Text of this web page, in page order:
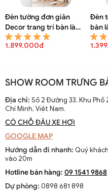
Đèn tường đơn giản
Decor trang trí bàn làm
việc DGT 8154A
1.899.000đ
Đèn
bàn
SHOW ROOM TRƯNG
Địa chỉ: Số 2 Đường 33, Khu Phố
Chí Minh, Việt Nam.
CÓ CHỖ ĐẬU XE HƠI
GOOGLE MAP
Hướng dẫn đi nhanh: Quý
vào 20m
Hotline bán hàng: 09 1541 9868
Dự phòng: 0898 681 898